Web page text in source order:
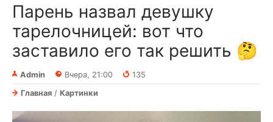
Парень назвал девушку
тарелочницей: вот что
заставило его так решить 🤔
Admin Вчера, 21:00
135
Главная / Картинки